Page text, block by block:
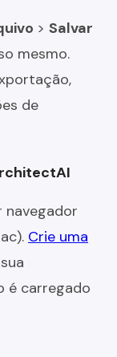
> Salvar
mesmo.
de
navegador
Crie uma
é carregado